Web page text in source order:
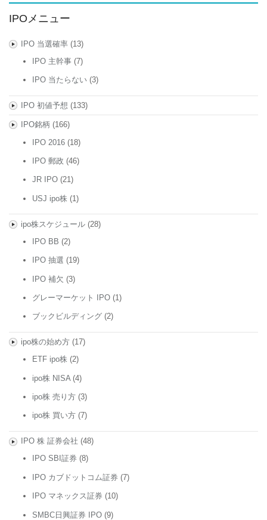
IPOメニュー
IPO 当選確率(13)
IPO 主幹事 (7)
IPO 当たらない (3)
IPO 初値予想 (133)
IPO銘柄 (166)
IPO 2016 (18)
IPO 郵政 (46)
JR IPO (21)
USJ ipo株 (1)
ipo株スケジュール(28)
IPO BB (2)
IPO 抽選 (19)
IPO 補欠 (3)
グレーマーケット IPO (1)
ブックビルディング (2)
ipo株の始め方(17)
ETF ipo株 (2)
ipo株 NISA (4)
ipo株 売り方 (3)
ipo株 買い方 (7)
IPO 株 証券会社 (48)
IPO SBI証券 (8)
IPO カブドットコム証券 (7)
IPO マネックス証券 (10)
SMBC日興証券 IPO (9)